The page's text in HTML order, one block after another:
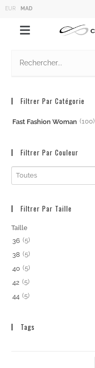
EUR MAD
Filtrer Par Catégorie
Fast Fashion Woman (100)
Filtrer Par Couleur
Filtrer Par Taille
Taille
36 (5)
38 (5)
40 (5)
42 (5)
44 (5)
Tags